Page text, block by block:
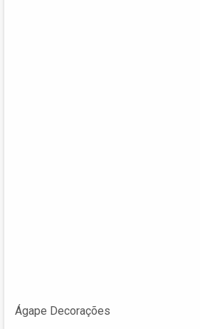
Ágape Decorações